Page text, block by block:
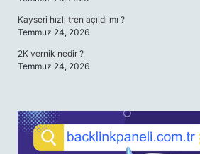
Kayseri hızlı tren açıldı mı ?
Temmuz 24, 2026
2K vernik nedir ?
Temmuz 24, 2026